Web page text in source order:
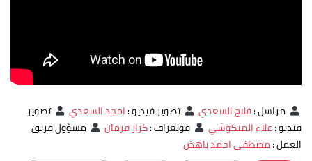
مراسل:فلاح السعدي تصوير فيديو:امجد السعدي
تصوير
فيديو:علاء المنكوشي فوتغراف:كرار فرمان
مسؤول فريق
العمل:مصطفى احمد باهض